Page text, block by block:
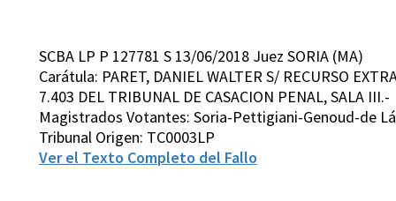
SCBA LP P 127781 S 13/06/2018 Juez SORIA (MA)
Carátula: PARET, DANIEL WALTER S/ RECURSO
7.403 DEL TRIBUNAL DE CASACION PENAL, SALA III.-
Magistrados Votantes: Soria-Pettigiani-Genoud-de
Tribunal Origen: TC0003LP
Ver el Texto Completo del Fallo